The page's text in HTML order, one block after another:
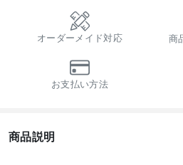
オーダーメイド対応 商
お支払い方法
商品説明